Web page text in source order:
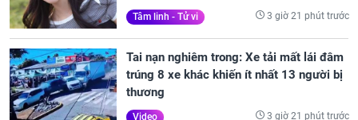
Tâm linh - Tử vi 3 giờ 21 phút trước
Tai nạn nghiêm trong: Xe tải mất lái đâm
trúng 8 xe khác khiến ít nhất 13 người bị
thương
Video 3 giờ 21 phút trước